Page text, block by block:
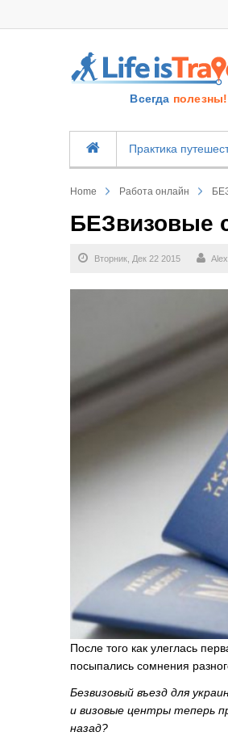
Всегда полезны!
Практика
Home Работа онлайн
БЕЗвизовые
Вторник, Дек 22 2015
После того как улеглась
посыпались сомнения
Безвизовый въезд для
и визовые центры теперь
назад?